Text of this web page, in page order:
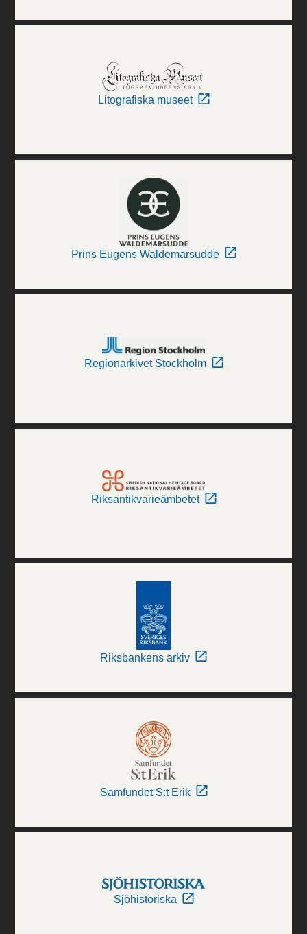
Litografiska museet
Prins Eugens Waldemarsudde
Regionarkivet Stockholm
Riksantikvarieämbetet
Riksbankens arkiv
Samfundet S:t Erik
Sjöhistoriska